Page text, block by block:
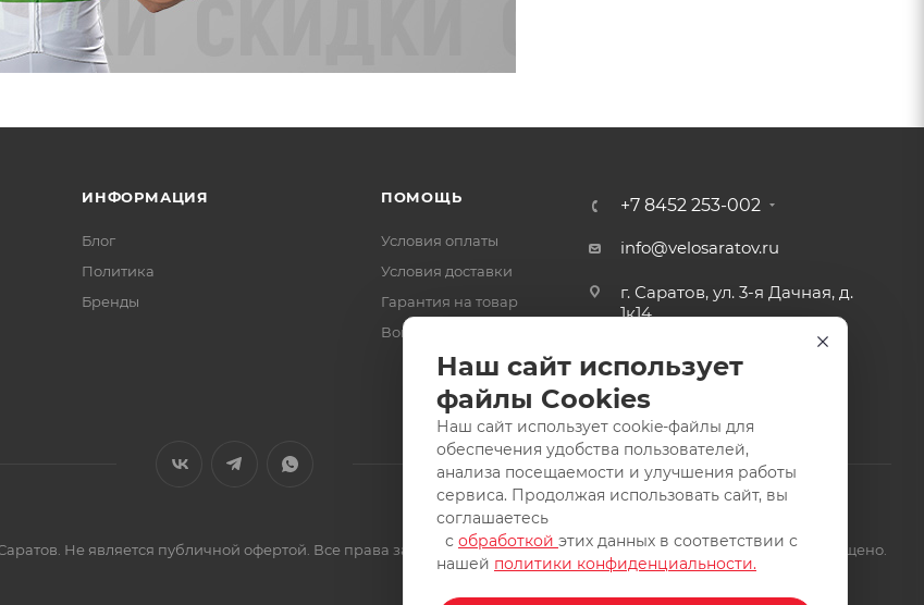
ИНФОРМАЦИЯ
Блог
Политика
Бренды
ПОМОЩЬ
Условия оплаты
Условия доставки
Гарантия на товар
Вопрос-ответ
+7 8452 253-002
info@velosaratov.ru
г. Саратов, ул. 3-я Дачная, д.
1к14
Не является публичной офертой. Все права защищены. Заимствование материалов и фотографий запрещено.
Наш сайт использует
файлы Cookies
Наш сайт использует cookie-файлы для
обеспечения удобства пользователей,
анализа посещаемости и улучшения работы
сервиса. Продолжая использовать сайт, вы
соглашаетесь
с обработкой этих данных в соответствии с
нашей политики конфиденциальности.